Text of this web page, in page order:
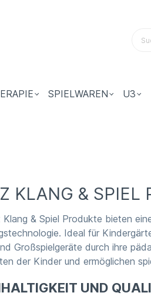
SPIELWAREN U3
KLANG & SPIEL
Klang & Spiel Produkte bieten
Ideal für
Großspielgeräte durch ihre
der Kinder und ermöglichen
UND